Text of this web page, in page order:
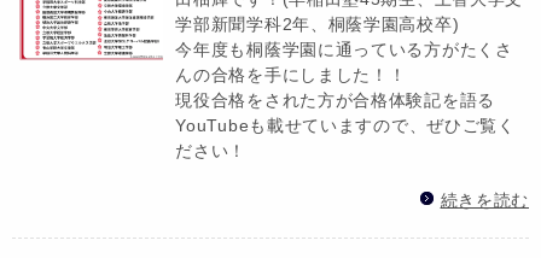
学部新聞学科2年、桐蔭学園高校卒)
今年度も桐蔭学園に通っている方がたくさ
んの合格を手にしました！！
現役合格をされた方が合格体験記を語る
YouTubeも載せていますので、ぜひご覧く
ださい！
続きを読む